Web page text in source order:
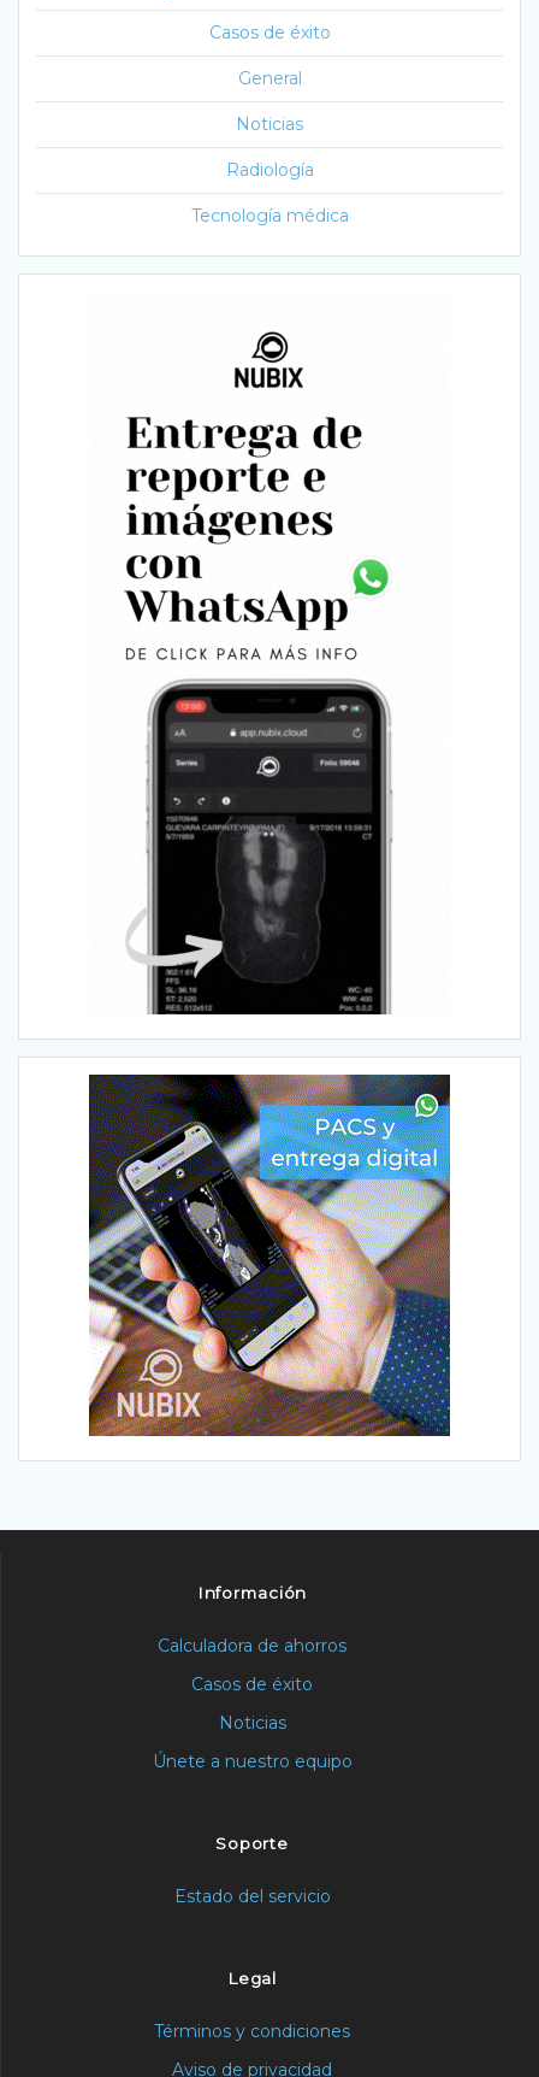
Casos de éxito
General
Noticias
Radiología
Tecnología médica
Información
Calculadora de ahorros
Casos de éxito
Noticias
Únete a nuestro equipo
Soporte
Estado del servicio
Legal
Términos y condiciones
Aviso de privacidad